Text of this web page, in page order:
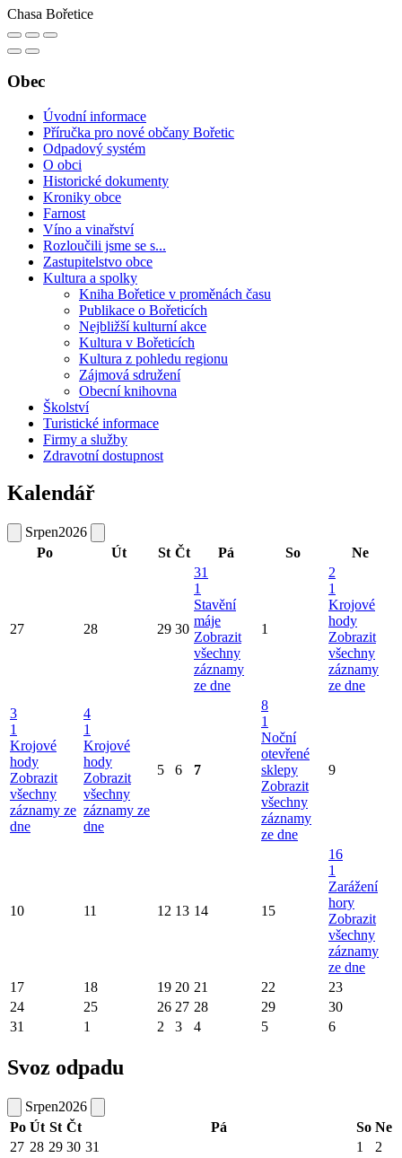
Chasa Bořetice
Obec
Úvodní informace
Příručka pro nové občany Bořetic
Odpadový systém
O obci
Historické dokumenty
Kroniky obce
Farnost
Víno a vinařství
Rozloučili jsme se s...
Zastupitelstvo obce
Kultura a spolky
Kniha Bořetice v proměnách času
Publikace o Bořeticích
Nejbližší kulturní akce
Kultura v Bořeticích
Kultura z pohledu regionu
Zájmová sdružení
Obecní knihovna
Školství
Turistické informace
Firmy a služby
Zdravotní dostupnost
Kalendář
Srpen2026
Po
Út St Čt Pá So Ne
27 28 29 30
31
1
Stavění
máje
Zobrazit
všechny
záznamy
ze dne
1
2
1
Krojové
hody
Zobrazit
všechny
záznamy
ze dne
3
1
Krojové
hody
Zobrazit
všechny
záznamy ze
dne
4
1
Krojové
hody
Zobrazit
všechny
záznamy ze
dne
5 6 7
8
1
Noční
otevřené
sklepy
Zobrazit
všechny
záznamy
ze dne
9
10 11 12 13 14 15
16
1
Zarážení
hory
Zobrazit
všechny
záznamy
ze dne
17
18 19 20 21 22
23
24
25 26 27 28 29
30
31
1 2 3 4 5 6
Svoz odpadu
Srpen2026
Po Út St Čt Pá So Ne
27 28 29 30 31 1 2